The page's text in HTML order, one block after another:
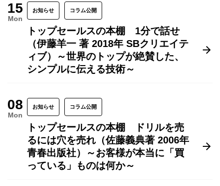
15
Mon
お知らせ コラム公開
トップセールスの本棚 1分で話せ
（伊藤羊一 著 2018年 SBクリエイテ
ィブ）～世界のトップが絶賛した、
シンプルに伝える技術～
08
Mon
お知らせ コラム公開
トップセールスの本棚 ドリルを売
るには穴を売れ（佐藤義典著 2006年
青春出版社）～お客様が本当に「買
っている」ものは何か～